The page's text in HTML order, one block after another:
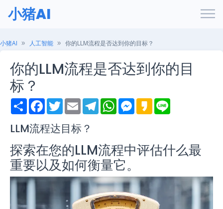
小猪AI
小猪AI 人工智能 你的LLM流程是否达到你的目标？
你的LLM流程是否达到你的目
标？
S
h
r
e
F
a
e
b
o
k
T
w
t
t
e
r
E
m
i
l
T
e
r
a
m
W
h
A
p
p
M
e
n
g
K
a
LLM流程达目标？
探索在您的LLM流程中评估什么最
重要以及如何衡量它。